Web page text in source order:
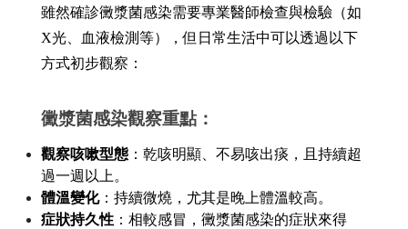
雖然確診黴漿菌感染需要專業醫師檢查與檢驗（如
X光、血液檢測等），但日常生活中可以透過以下
方式初步觀察：
黴漿菌感染觀察重點：
觀察咳嗽型態 ：乾咳明顯、不易咳出痰，且持續超
過一週以上。
體溫變化：持續微燒，尤其是晚上體溫較高。
症狀持久性 ：相較感冒，黴漿菌感染的症狀來得